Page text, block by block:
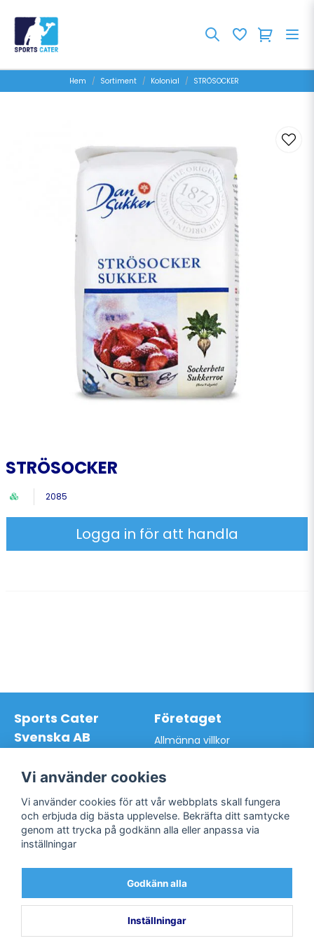
Hem Sortiment Kolonial STRÖSOCKER
STRÖSOCKER
2085
Logga in för att handla
Sports Cater
Svenska AB
Org.nr: 559024-7762
Mail:info@sportscater.se
Företaget
Allmänna villkor
Bli kund / Logga in
Support
Allmänna villkor
Kontakta oss
Facebook
Twitter
Vi använder cookies
Vi använder cookies för att vår webbplats skall fungera
och erbjuda dig bästa upplevelse. Bekräfta ditt samtycke
genom att trycka på godkänn alla eller anpassa via
inställningar
Godkänn alla
Inställningar